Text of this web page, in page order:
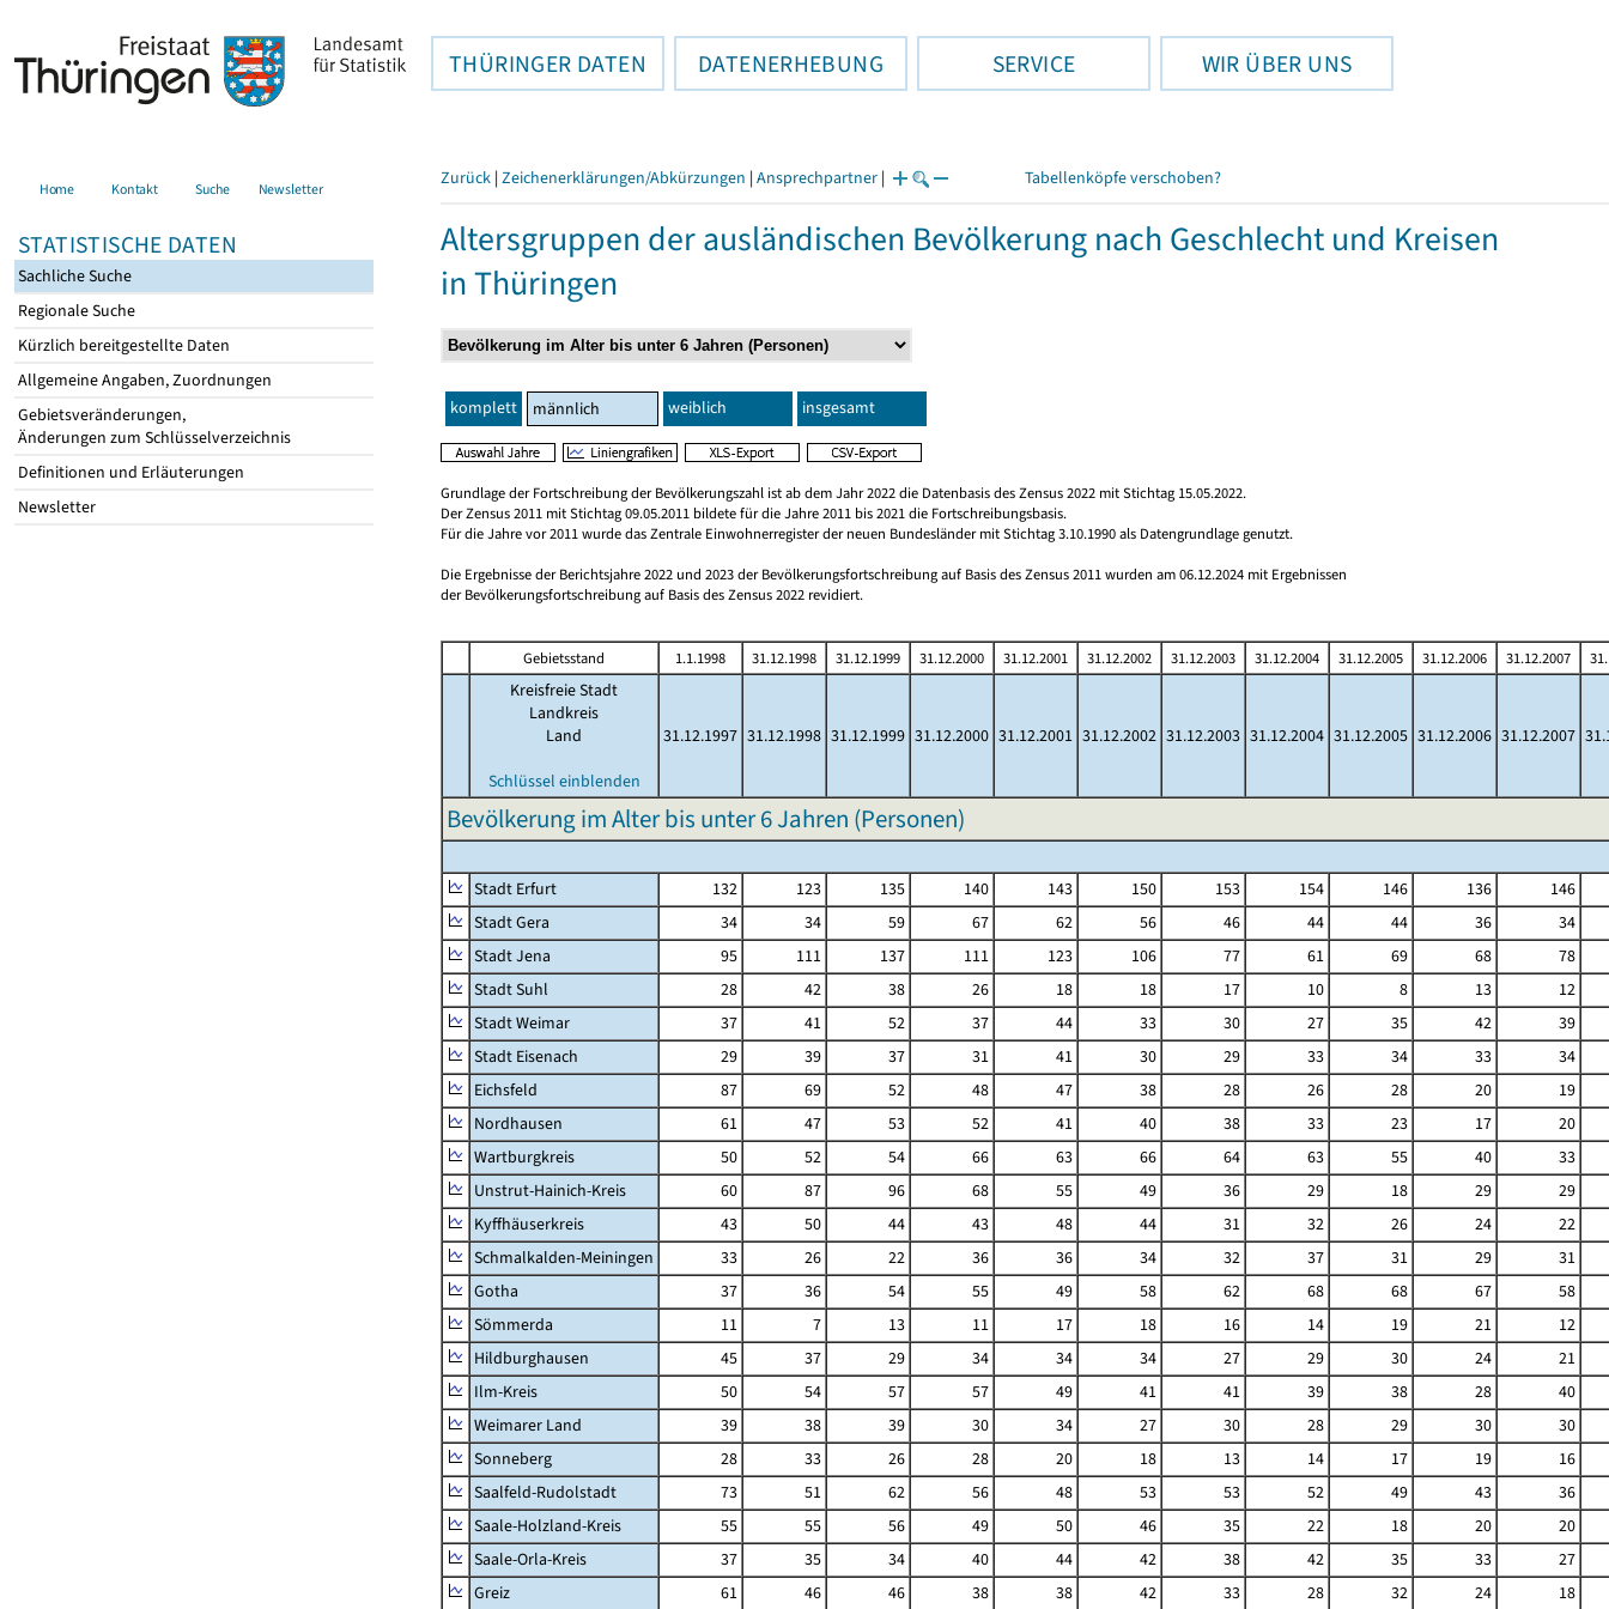
THÜRINGER DATEN DATENERHEBUNG SERVICE WIR ÜBER UNS
Home Kontakt Suche Newsletter
STATISTISCHE DATEN
Sachliche Suche
Regionale Suche
Kürzlich bereitgestellte Daten
Allgemeine Angaben, Zuordnungen
Gebietsveränderungen,
Änderungen zum Schlüsselverzeichnis
Definitionen und Erläuterungen
Newsletter
Zurück | Zeichenerklärungen/Abkürzungen | Ansprechpartner | Tabellenköpfe verschoben?
Altersgruppen der ausländischen Bevölkerung nach Geschlecht und Kreisen
in Thüringen
komplett männlich weiblich insgesamt
Grundlage der Fortschreibung der Bevölkerungszahl ist ab dem Jahr 2022 die Datenbasis des Zensus 2022 mit Stichtag 15.05.2022.
Der Zensus 2011 mit Stichtag 09.05.2011 bildete für die Jahre 2011 bis 2021 die Fortschreibungsbasis.
Für die Jahre vor 2011 wurde das Zentrale Einwohnerregister der neuen Bundesländer mit Stichtag 3.10.1990 als Datengrundlage genutzt.
Die Ergebnisse der Berichtsjahre 2022 und 2023 der Bevölkerungsfortschreibung auf Basis des Zensus 2011 wurden am 06.12.2024 mit Ergebnissen
der Bevölkerungsfortschreibung auf Basis des Zensus 2022 revidiert.
Gebietsstand 1.1.1998 31.12.1998 31.12.1999 31.12.2000 31.12.2001 31.12.2002 31.12.2003 31.12.2004 31.12.2005 31.12.2006 31.12.2007
Kreisfreie Stadt
Landkreis
Land
Schlüssel einblenden
31.12.1997 31.12.1998 31.12.1999 31.12.2000 31.12.2001 31.12.2002 31.12.2003 31.12.2004 31.12.2005 31.12.2006 31.12.2007
Bevölkerung im Alter bis unter 6 Jahren (Personen)
Stadt Erfurt 132 123 135 140 143 150 153 154 146 136
146
Stadt Gera
34 34 59 67 62 56 46 44 44 36
34
Stadt Jena
95 111 137 111 123 106 77 61 69 68
78
Stadt Suhl
28 42 38 26 18 18 17 10 8 13
12
Stadt Weimar
37 41 52 37 44 33 30 27 35 42
39
Stadt Eisenach
29 39 37 31 41 30 29 33 34 33
34
Eichsfeld
87 69 52 48 47 38 28 26 28 20
19
Nordhausen
61 47 53 52 41 40 38 33 23 17
20
Wartburgkreis
50 52 54 66 63 66 64 63 55 40
33
Unstrut-Hainich-Kreis
60 87 96 68 55 49 36 29 18 29
29
Kyffhäuserkreis
43 50 44 43 48 44 31 32 26 24
22
Schmalkalden-Meiningen
33 26 22 36 36 34 32 37 31 29
31
Gotha
37 36 54 55 49 58 62 68 68 67
58
Sömmerda
11 7 13 11 17 18 16 14 19 21
12
Hildburghausen
45 37 29 34 34 34 27 29 30 24
21
Ilm-Kreis
50 54 57 57 49 41 41 39 38 28
40
Weimarer Land
39 38 39 30 34 27 30 28 29 30
30
Sonneberg
28 33 26 28 20 18 13 14 17 19
16
Saalfeld-Rudolstadt
73 51 62 56 48 53 53 52 49 43
36
Saale-Holzland-Kreis
55 55 56 49 50 46 35 22 18 20
20
Saale-Orla-Kreis
37 35 34 40 44 42 38 42 35 33
27
Greiz
61 46 46 38 38 42 33 28 32 24 18